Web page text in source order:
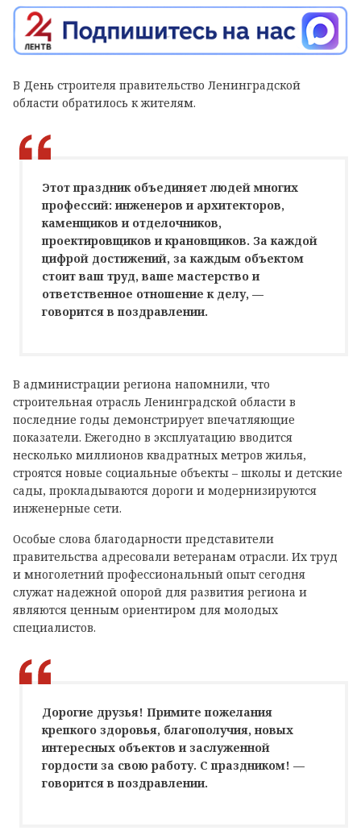
В День строителя правительство Ленинградской
области обратилось к жителям.
Этот праздник объединяет людей многих
профессий: инженеров и архитекторов,
каменщиков и отделочников,
проектировщиков и крановщиков. За каждой
цифрой достижений, за каждым объектом
стоит ваш труд, ваше мастерство и
ответственное отношение к делу, —
говорится в поздравлении.
В администрации региона напомнили, что
строительная отрасль Ленинградской области в
последние годы демонстрирует впечатляющие
показатели. Ежегодно в эксплуатацию вводится
несколько миллионов квадратных метров жилья,
строятся новые социальные объекты – школы и детские
сады, прокладываются дороги и модернизируются
инженерные сети.
Особые слова благодарности представители
правительства адресовали ветеранам отрасли. Их труд
и многолетний профессиональный опыт сегодня
служат надежной опорой для развития региона и
являются ценным ориентиром для молодых
специалистов.
Дорогие друзья! Примите пожелания
крепкого здоровья, благополучия, новых
интересных объектов и заслуженной
гордости за свою работу. С праздником! —
говорится в поздравлении.